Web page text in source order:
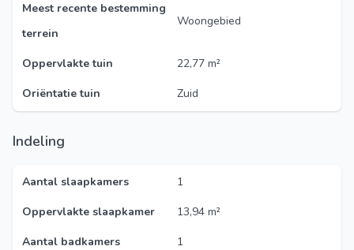
Meest recente bestemming
terrein
Woongebied
Oppervlakte tuin
22,77 m²
Oriëntatie tuin
Zuid
Indeling
Aantal slaapkamers
1
Oppervlakte slaapkamer
13,94 m²
Aantal badkamers
1